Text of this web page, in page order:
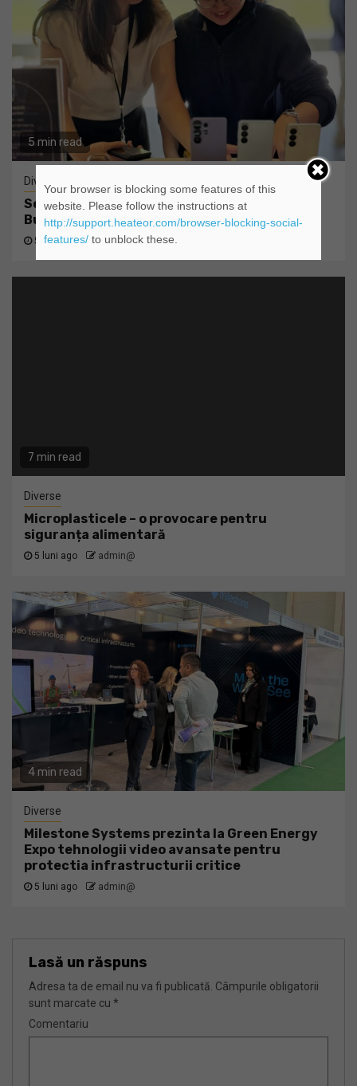
5 min read
Diverse
Seria Samsung Galaxy S26 și seria Galaxy
Buds4 sunt acum disponibile la nivel mondial
5 luni ago admin@
7 min read
Diverse
Microplasticele – o provocare pentru
siguranța alimentară
5 luni ago admin@
4 min read
Diverse
Milestone Systems prezinta la Green Energy
Expo tehnologii video avansate pentru
protectia infrastructurii critice
5 luni ago admin@
Lasă un răspuns
Adresa ta de email nu va fi publicată. Câmpurile obligatorii
sunt marcate cu *
Comentariu
Your browser is blocking some features of this
website. Please follow the instructions at
http://support.heateor.com/browser-blocking-social-
features/to unblock these.